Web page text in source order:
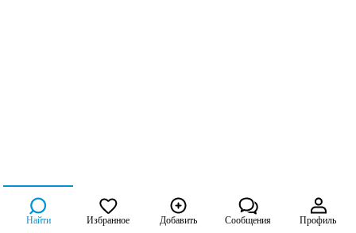
Найти Избранное Добавить Сообщения Профиль